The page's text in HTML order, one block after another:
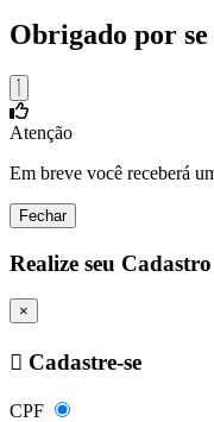
Obrigado por
Atenção
Em breve você receberá
Fechar
Realize seu Cadastro
×
Cadastre-se
CPF